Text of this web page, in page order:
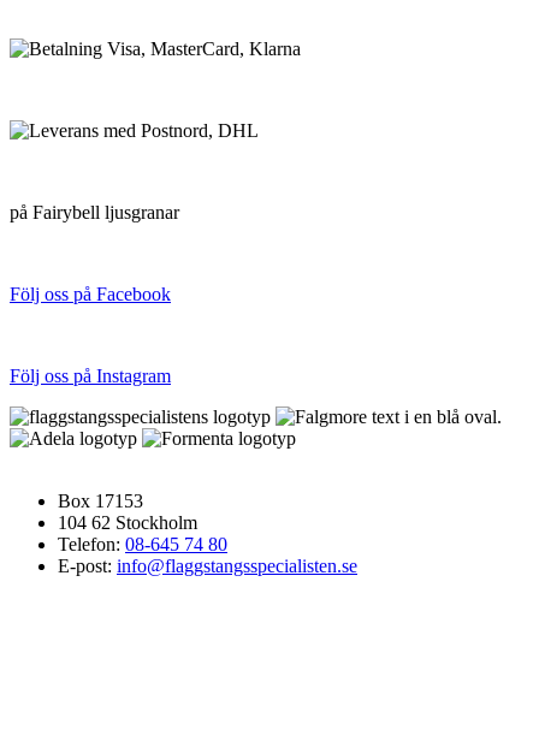
på Fairybell ljusgranar
Följ oss på Facebook
Följ oss på Instagram
Box 17153
104 62 Stockholm
Telefon: 08-645 74 80
E-post: info@flaggstangsspecialisten.se